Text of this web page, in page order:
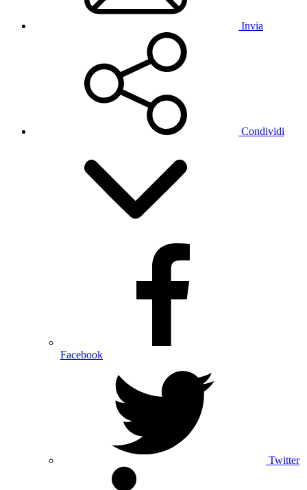
Invia
Condividi
Facebook
Twitter